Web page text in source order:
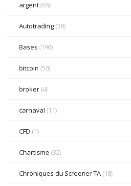
argent (66)
Autotrading (38)
Bases (196)
bitcoin (50)
broker (4)
carnaval (11)
CFD (1)
Chartisme (32)
Chroniques du Screener TA (18)